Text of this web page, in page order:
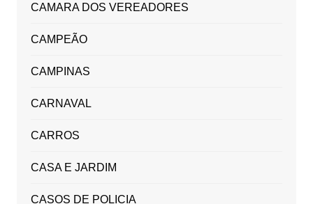
CAMARA DOS VEREADORES
CAMPEÃO
CAMPINAS
CARNAVAL
CARROS
CASA E JARDIM
CASOS DE POLICIA